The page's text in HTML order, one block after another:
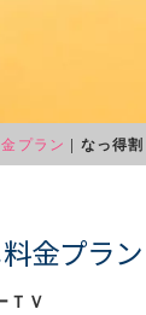
プラン | なっ得割
金プラン
ＴＶ